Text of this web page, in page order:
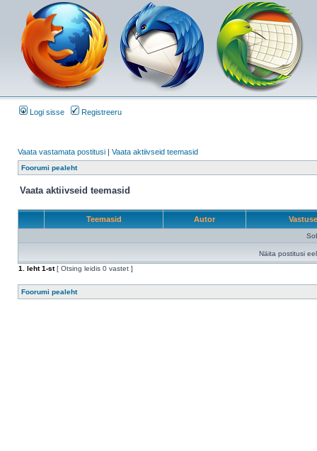
Logi sisse Registreeru
Vaata vastamata postitusi | Vaata aktiivseid teemasid
Foorumi pealeht
Vaata aktiivseid teemasid
Teemasid Autor
Näita postitusi
1
. leht1-st[ Otsing leidis 0 vastet ]
Foorumi pealeht